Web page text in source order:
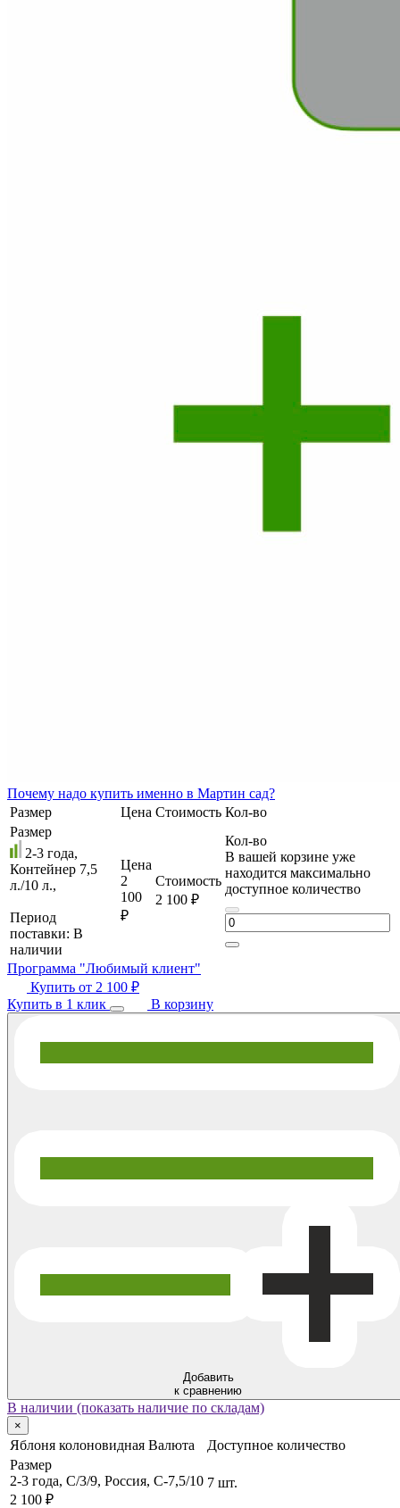
Почему надо купить именно в Мартин сад?
Размер
Цена Стоимость Кол-во
Размер
2-3 года,
Контейнер 7,5
л./10 л.,
Период
поставки: В
наличии
Цена
2
100
₽
Стоимость
2 100 ₽
Кол-во
В вашей корзине уже
находится максимально
доступное количество
Программа "Любимый клиент"
Купить от 2 100 ₽
Купить в 1 клик
В корзину
Добавить
к сравнению
В наличии (показать наличие по складам)
×
Яблоня колоновидная Валюта
Доступное количество
Размер
2-3 года, C/3/9, Россия, C-7,5/10
2 100 ₽
7 шт.